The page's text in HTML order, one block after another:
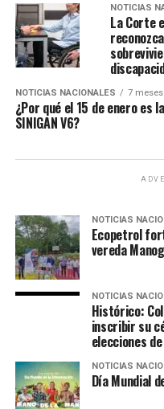
NOTICIAS
La Corte
NOTICIAS NACIONALES 7
¿Por qué el 15 de enero es
SINIGAN V6?
NOTICIAS
Ecopetrol
vereda
NOTICIAS
Histórico:
inscribir su
elecciones
NOTICIAS
Día Mundial